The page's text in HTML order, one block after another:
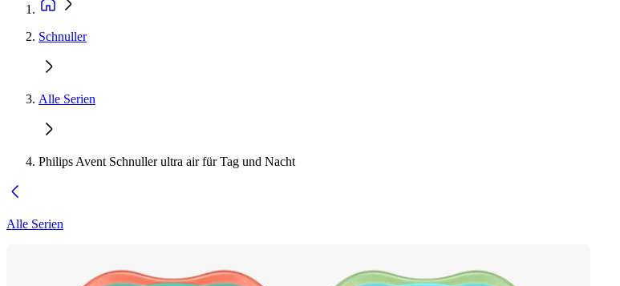
Schnuller
Alle Serien
Philips Avent Schnuller ultra air für Tag und Nacht
Alle Serien